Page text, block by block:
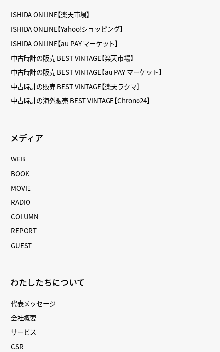
ISHIDA ONLINE【楽天市場】
ISHIDA ONLINE【Yahoo!ショッピング】
ISHIDA ONLINE【au PAY マーケット】
中古時計の販売 BEST VINTAGE【楽天市場】
中古時計の販売 BEST VINTAGE【au PAY マーケット】
中古時計の販売 BEST VINTAGE【楽天ラクマ】
中古時計の海外販売 BEST VINTAGE【Chrono24】
メディア
WEB
BOOK
MOVIE
RADIO
COLUMN
REPORT
GUEST
わたしたちについて
代表メッセージ
会社概要
サービス
CSR